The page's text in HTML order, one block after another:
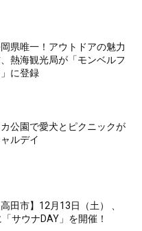
岡県唯一！アウトドアの魅力
熱海観光局が「モンベルフ
に登録
公園で愛犬とピクニックが
ルデイ
高田市】12月13日（土） 、
サウナDAY」を開催！